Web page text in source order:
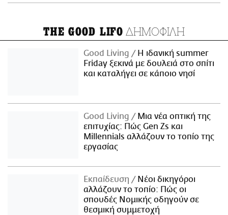
THE GOOD LIFO ΔΗΜΟΦΙΛΗ
Good Living
Η ιδανική summer
Friday ξεκινά με δουλειά στο σπίτι
και καταλήγει σε κάποιο νησί
Good Living
Μια νέα οπτική της
επιτυχίας: Πώς Gen Zs και
Millennials αλλάζουν το τοπίο της
εργασίας
Εκπαίδευση
Νέοι δικηγόροι
αλλάζουν το τοπίο: Πώς οι
σπουδές Νομικής οδηγούν σε
θεσμική συμμετοχή